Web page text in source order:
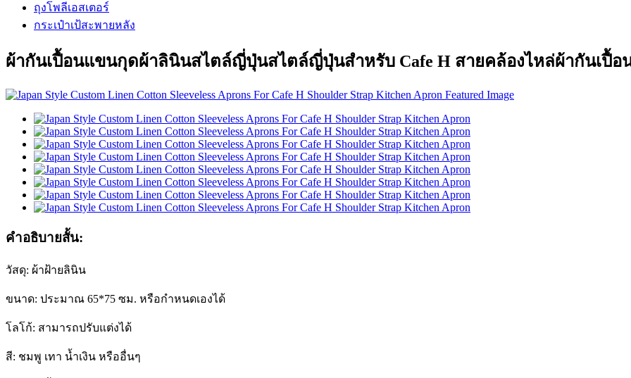
ถุงโพลีเอสเตอร์
กระเป๋าเป้สะพายหลัง
ผ้ากันเปื้อนแขนกุดผ้าลินินสไตล์ญี่ปุ่นสไตล์ญี่ปุ่นสำหรับ Cafe H สายคล้องไหล่ผ้ากันเปื้อ
คำอธิบายสั้น:
วัสดุ: ผ้าฝ้ายลินิน
ขนาด: ประมาณ 65*75 ซม. หรือกำหนดเองได้
โลโก้: สามารถปรับแต่งได้
สี: ชมพู เทา น้ำเงิน หรืออื่นๆ